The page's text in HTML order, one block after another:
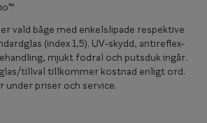
vald båge med enkelslipade respektive
(index 1,5). UV-skydd, antireflex-
mjukt fodral och putsduk ingår.
glas/tillval tillkommer kostnad enligt ord.
under priser och service.